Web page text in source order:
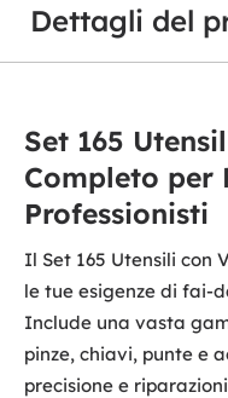
Dettagli del
Set 165
Completo per
Professionisti
Il Set 165 Utensili
le tue esigenze di fai-
Include una vasta
pinze, chiavi, punte e
precisione e